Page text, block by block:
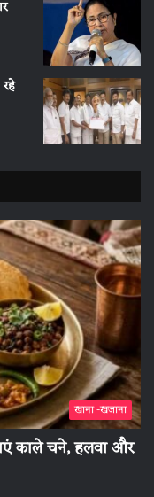
खाना -खजाना
काले चने, हलवा और